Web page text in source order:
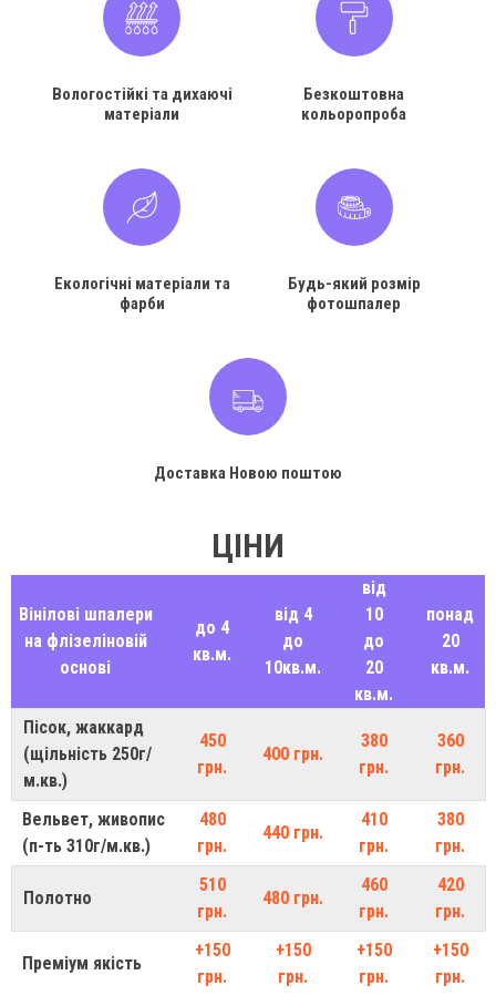
Вологостійкі та дихаючі
матеріали
Безкоштовна
кольоропроба
Екологічні матеріали та
фарби
Будь-який розмір
фотошпалер
Доставка Новою поштою
ЦІНИ
Вінілові шпалери
на флізеліновій
основі
до 4
кв.м.
від 4
до
10кв.м.
від
10
до
20
кв.м.
понад
20
кв.м.
Пісок, жаккард
(щільність 250г/
м.кв.)
450
грн.
400 грн.
380
грн.
360
грн.
Вельвет, живопис
(п-ть 310г/м.кв.)
480
грн.
440 грн.
410
грн.
380
грн.
Полотно
510
грн.
480 грн.
460
грн.
420
грн.
Преміум якість
+150
грн.
+150
грн.
+150
грн.
+150
грн.